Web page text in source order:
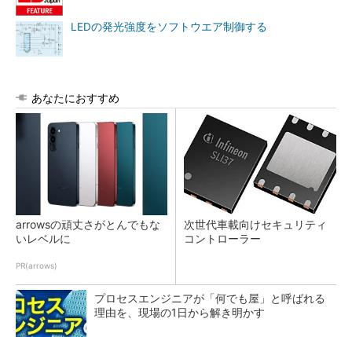
LEDの発光強度をソフトウエア制御する
あなたにおすすめ
arrowsの頑丈さがとんでもな
いレベルに
PR(arrows)
次世代車載向けセキュリティ
コントローラー
プロセスエンジニアが「何でも屋」と呼ばれる
理由を、現場の1日から解き明かす